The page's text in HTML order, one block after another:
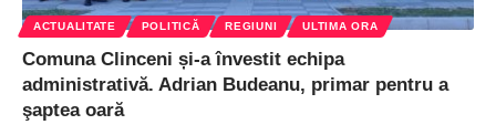
ACTUALITATE POLITICĂ REGIUNI ULTIMA ORA
Comuna Clinceni și-a învestit echipa
administrativă. Adrian Budeanu, primar pentru a
şaptea oară